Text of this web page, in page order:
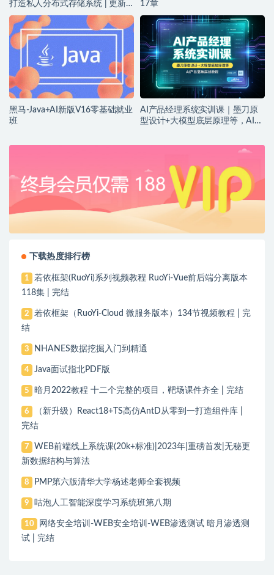
打造私人分布式存储系统 | 更新
完结
17章
黑马-Java+AI新版V16零基础就业
班
AI产品经理系统实训课｜墨刀原
型设计+大模型底层原理等，AI产
下载热度排行榜
1
若依框架(RuoYi)系列视频教程 RuoYi-Vue前后端分离版本
118集 | 完结
2
若依框架（RuoYi-Cloud 微服务版本）134节视频教程 | 完
结
3 NHANES数据挖掘入门到精通
4 Java面试指北PDF版
5 暗月2022教程 十二个完整的项目，靶场课件齐全 | 完结
6
（新升级）React18+TS高仿AntD从零到一打造组件库 |
完结
7
WEB前端线上系统课(20k+标准)|2023年|重磅首发|无秘更
新数据结构与算法
8 PMP第六版清华大学杨述老师全套视频
9 咕泡人工智能深度学习系统班第八期
10
网络安全培训-WEB安全培训-WEB渗透测试 暗月渗透测
试 | 完结